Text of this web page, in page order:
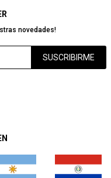
novedades!
SUSCRIBIRME